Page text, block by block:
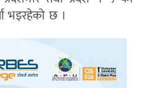
भइरहेको छ ।